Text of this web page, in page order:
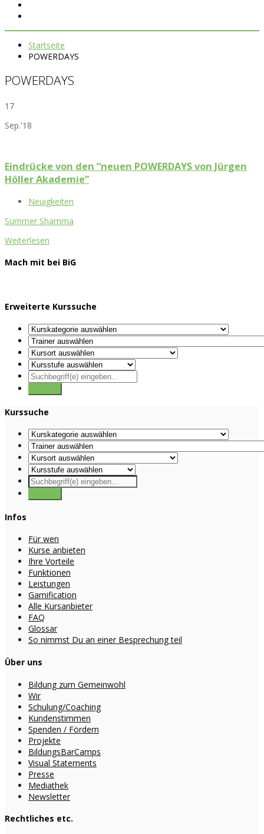
Startseite
POWERDAYS
POWERDAYS
17
Sep.'18
Eindrücke von den “neuen POWERDAYS von Jürgen
Höller Akademie”
Neuigkeiten
Summer Shamma
Weiterlesen
Mach mit bei BiG
Erweiterte Kurssuche
Kurssuche
Infos
Für wen
Kurse anbieten
Ihre Vorteile
Funktionen
Leistungen
Gamification
Alle Kursanbieter
FAQ
Glossar
So nimmst Du an einer Besprechung teil
Über uns
Bildung zum Gemeinwohl
Wir
Schulung/Coaching
Kundenstimmen
Spenden / Fördern
Projekte
BildungsBarCamps
Visual Statements
Presse
Mediathek
Newsletter
Rechtliches etc.